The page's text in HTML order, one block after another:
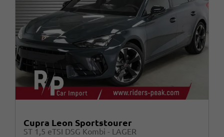
Cupra Leon Sportstourer
ST 1,5 eTSI DSG Kombi - LAGER